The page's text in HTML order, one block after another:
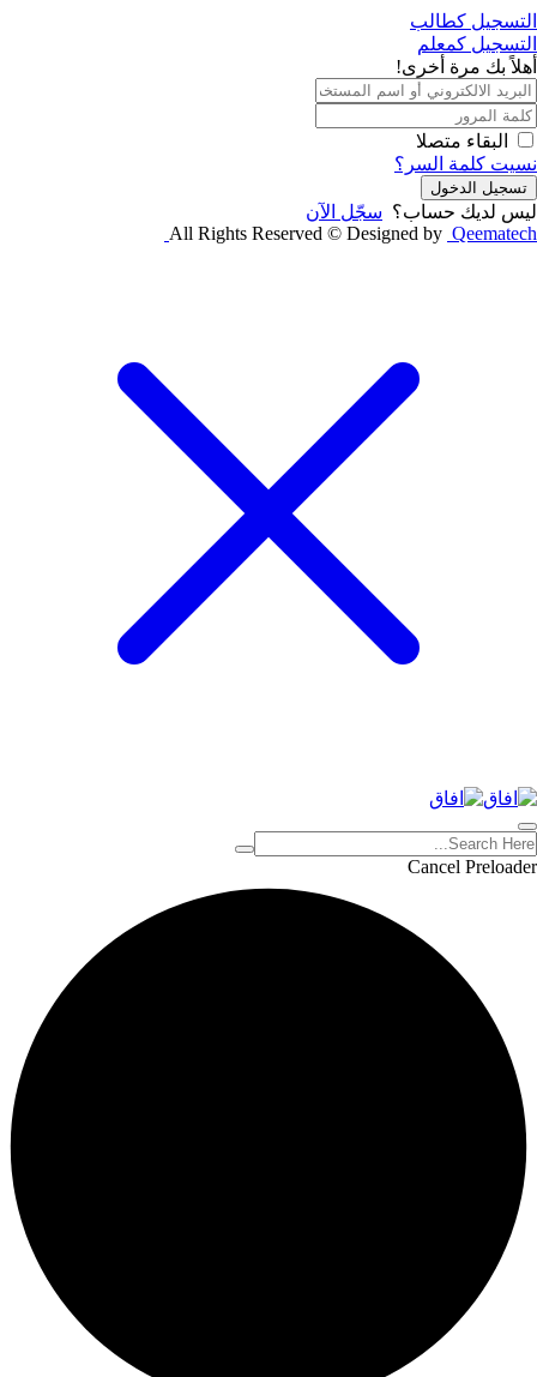
التسجيل كطالب
التسجيل كمعلم
أهلاً بك مرة أخرى!
البقاء متصلا
نسيت كلمة السر؟
تسجيل الدخول
ليس لديك حساب؟ سجّل الآن
All Rights Reserved © Designed by Qeematech
Cancel Preloader